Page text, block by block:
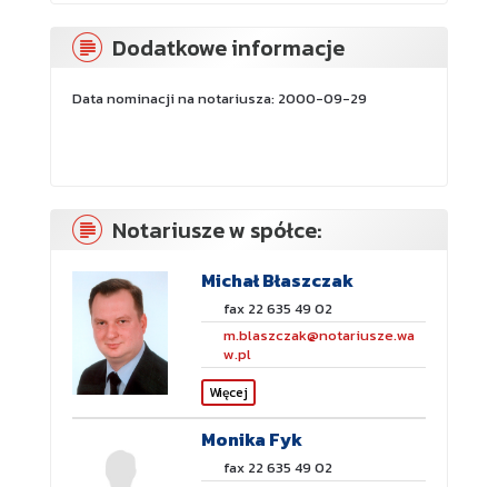
Dodatkowe informacje
Data nominacji na notariusza: 2000-09-29
Notariusze w spółce:
Michał Błaszczak
fax 22 635 49 02
m.blaszczak@notariusze.wa
w.pl
Więcej
Monika Fyk
fax 22 635 49 02